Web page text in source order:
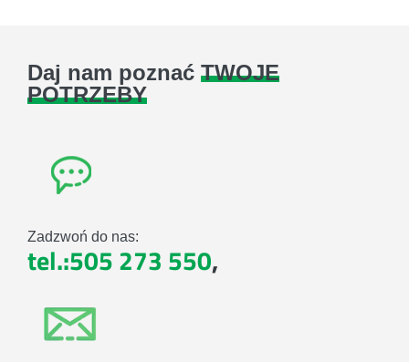
Daj nam poznać TWOJE
POTRZEBY
Zadzwoń do nas:
tel.:505 273 550,